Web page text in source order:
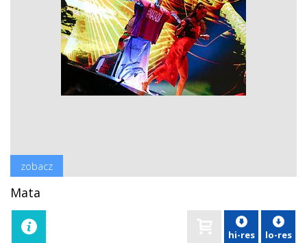
zobacz
Mata
hi-res lo-res